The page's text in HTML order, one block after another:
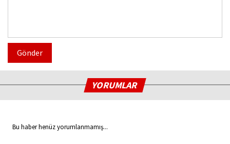
Gönder
YORUMLAR
Bu haber henüz yorumlanmamış...